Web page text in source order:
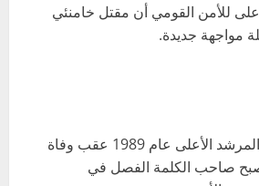
للأمن القومي أن مقتل خامنئي
مواجهة جديدة.
تولى خامنئي منصب المرشد الأعلى عام 1989 عقب وفاة
صاحب الكلمة الفصل في